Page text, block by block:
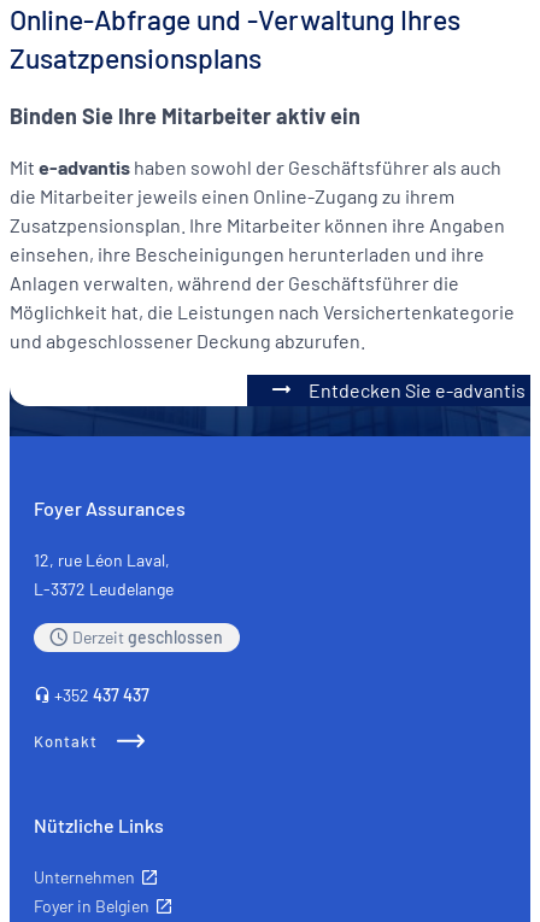
Online-Abfrage und -Verwaltung Ihres
Zusatzpensionsplans
Binden Sie Ihre Mitarbeiter aktiv ein
Mit e-advantis haben sowohl der Geschäftsführer als auch
die Mitarbeiter jeweils einen Online-Zugang zu ihrem
Zusatzpensionsplan. Ihre Mitarbeiter können ihre Angaben
einsehen, ihre Bescheinigungen herunterladen und ihre
Anlagen verwalten, während der Geschäftsführer die
Möglichkeit hat, die Leistungen nach Versichertenkategorie
und abgeschlossener Deckung abzurufen.
Entdecken Sie e-advantis
Foyer Assurances
12, rue Léon Laval,
L-3372 Leudelange
Derzeitgeschlossen
+352 437 437
Kontakt
Nützliche Links
Unternehmen
Foyer in Belgien